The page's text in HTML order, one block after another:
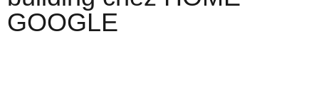
GOOGLE